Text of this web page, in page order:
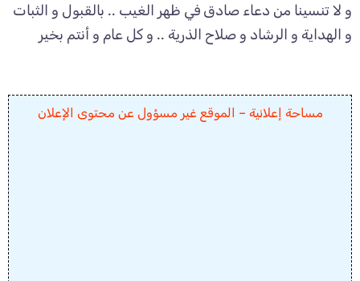
و لا تنسينا من دعاء صادق في ظهر الغيب .. بالقبول و الثبات
و الهداية و الرشاد و صلاح الذرية .. و كل عام و أنتم بخير
مساحة إعلانية – الموقع غير مسؤول عن محتوى الإعلان